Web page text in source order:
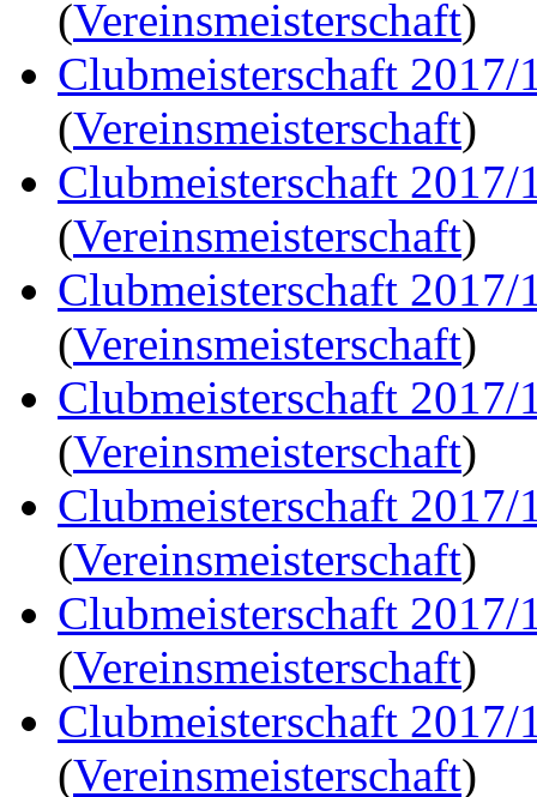
(Vereinsmeisterschaft)
Clubmeisterschaft 2017/
(Vereinsmeisterschaft)
Clubmeisterschaft 2017/
(Vereinsmeisterschaft)
Clubmeisterschaft 2017/
(Vereinsmeisterschaft)
Clubmeisterschaft 2017/
(Vereinsmeisterschaft)
Clubmeisterschaft 2017/
(Vereinsmeisterschaft)
Clubmeisterschaft 2017/
(Vereinsmeisterschaft)
Clubmeisterschaft 2017/
(Vereinsmeisterschaft)